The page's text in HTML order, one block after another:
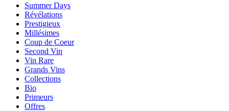
Summer Days
Révélations
Prestigieux
Millésimes
Coup de Coeur
Second Vin
Vin Rare
Grands Vins
Collections
Bio
Primeurs
Offres